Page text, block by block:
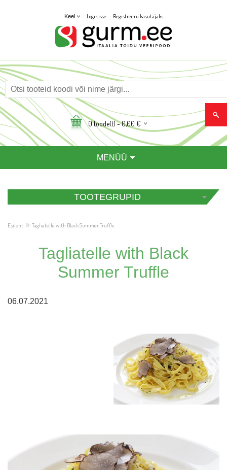
Keel Logi sisse Registreeru kasutajaks
0toode(t) -0,00 €
MENÜÜ
TOOTEGRUPID
Esileht » Tagliatelle with Black Summer Truffle
Tagliatelle with Black
Summer Truffle
06.07.2021